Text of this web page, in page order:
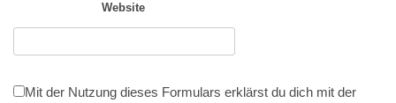
Website
Mit der Nutzung dieses Formulars erklärst du dich mit der